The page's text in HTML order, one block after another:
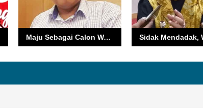
Maju Sebagai Calon Walikota Ambon, Bodewin : Saya Resmi Mundur Dari ASN